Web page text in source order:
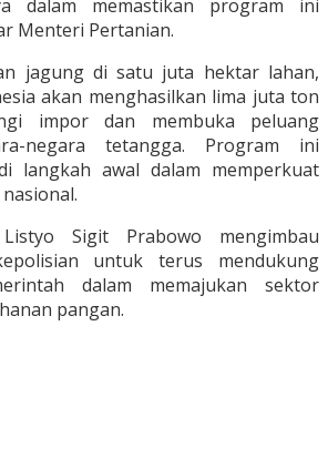
dalam memastikan program ini
Menteri Pertanian.
jagung di satu juta hektar lahan,
akan menghasilkan lima juta ton
impor dan membuka peluang
negara tetangga. Program ini
langkah awal dalam memperkuat
Sigit Prabowo mengimbau
untuk terus mendukung
dalam memajukan sektor
pangan.